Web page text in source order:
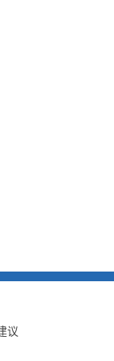
重构和集群培育，
产业、生态、城镇
在推动京津冀高质
高质量一体化加快推
助力产业高质量一
京津冀三地也面临
是区域一体化机制
亟须强化；四是非
性”：加强协同创新
议